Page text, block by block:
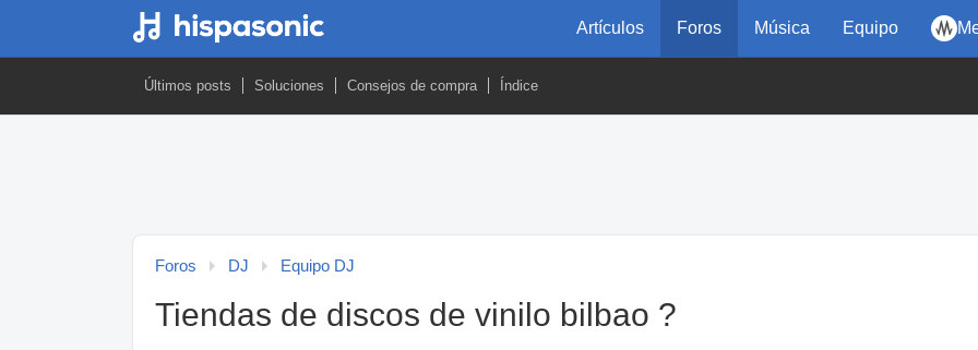
Artículos Foros Música Equipo
Últimos posts Soluciones Consejos de compra Índice
Foros DJ Equipo DJ
Tiendas de discos de vinilo bilbao ?